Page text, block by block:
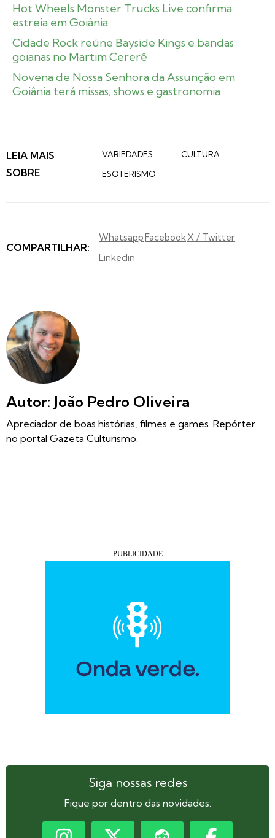
Hot Wheels Monster Trucks Live confirma
estreia em Goiânia
Cidade Rock reúne Bayside Kings e bandas
goianas no Martim Cererê
Novena de Nossa Senhora da Assunção em
Goiânia terá missas, shows e gastronomia
LEIA MAIS
SOBRE
VARIEDADES
CULTURA
ESOTERISMO
COMPARTILHAR:
WhatsappFacebook X / Twitter
Linkedin
Autor: João Pedro Oliveira
Apreciador de boas histórias, filmes e games. Repórter
no portal Gazeta Culturismo.
Siga nossas redes
Fique por dentro das novidades: